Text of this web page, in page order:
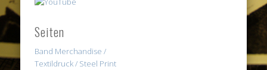
Seiten
Band Merchandise /
Textildruck / Steel Print